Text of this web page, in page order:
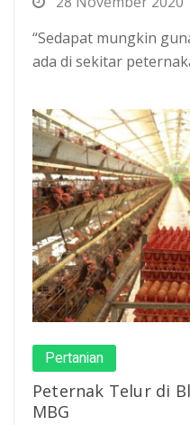
“Sedapat mungkin
ada di sekitar
Pertanian
Peternak Telur di
MBG